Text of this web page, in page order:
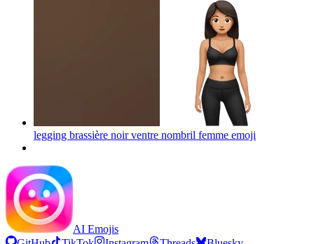
legging brassière noir ventre nombril femme emoji
AI Emojis